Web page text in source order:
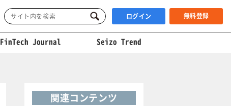
ログイン 無料登録
FinTech Journal Seizo Trend
関連コンテンツ